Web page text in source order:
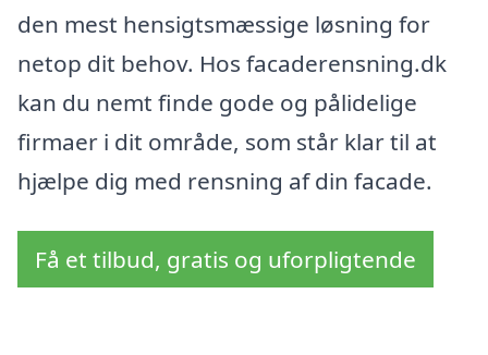
den mest hensigtsmæssige løsning for
netop dit behov. Hos facaderensning.dk
kan du nemt finde gode og pålidelige
firmaer i dit område, som står klar til at
hjælpe dig med rensning af din facade.
Få et tilbud, gratis og uforpligtende